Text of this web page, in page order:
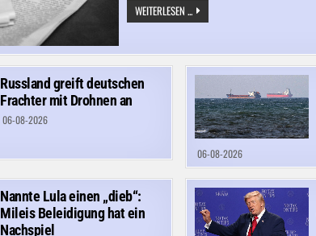
WEITERLESEN ... „UND
DAS
GUT
–
SPITZENKANDIDAT
BEDIENT
SICH
BEI
KLAUS
SPD
KONTERT
Russland greift deutschen
Frachter mit Drohnen an
06-08-2026
06-08-2026
Nannte Lula einen „dieb“:
Mileis Beleidigung hat ein
Nachspiel